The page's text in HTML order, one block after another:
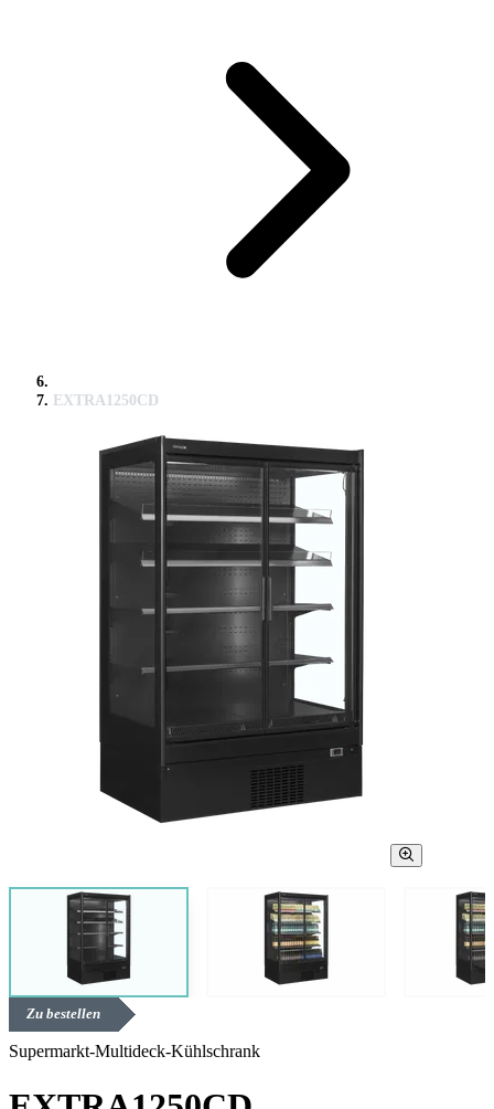
EXTRA1250CD
Zu bestellen
Supermarkt-Multideck-Kühlschrank